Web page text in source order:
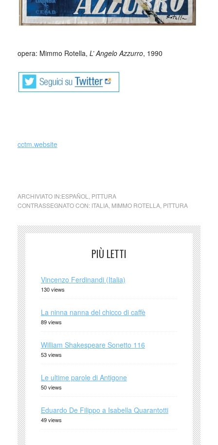
opera: Mimmo Rotella, L’ Angelo Azzurro, 1990
cctm.website
ARCHIVIATO IN:ESPAÑOL
PITTURA
CONTRASSEGNATO CON: ITALIA, MIMMO ROTELLA, PITTURA
PIÙ LETTI
Vincenzo Ferdinandi (Italia)
130 views
La ninna nanna del chicco di caffè
89 views
William Shakespeare Sonetto 116
53 views
Le ultime parole di Antigone
50 views
Eduardo De Filippo a Isabella Quarantotti
49 views